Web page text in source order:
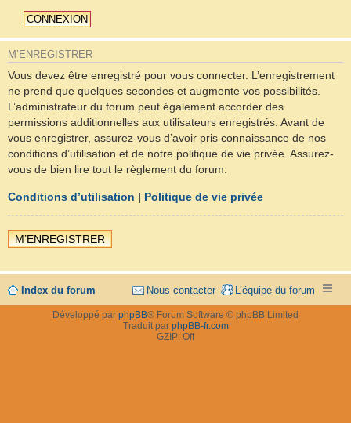
M’ENREGISTRER
Vous devez être enregistré pour vous connecter. L’enregistrement
ne prend que quelques secondes et augmente vos possibilités.
L’administrateur du forum peut également accorder des
permissions additionnelles aux utilisateurs enregistrés. Avant de
vous enregistrer, assurez-vous d’avoir pris connaissance de nos
conditions d’utilisation et de notre politique de vie privée. Assurez-
vous de bien lire tout le règlement du forum.
Conditions d’utilisation | Politique de vie privée
M’ENREGISTRER
Index du forum L’équipe du forum
Nous contacter
Développé par phpBB® Forum Software © phpBB Limited
Traduit par phpBB-fr.com
GZIP: Off